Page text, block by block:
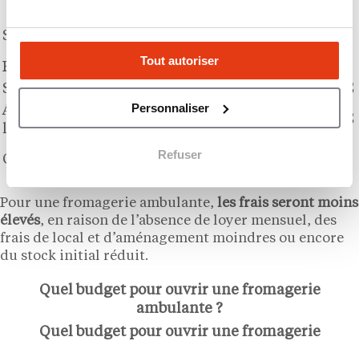
Tout autoriser
Personnaliser
Refuser
Stock initial
5 000€ – 15
000€
Frais administratifs
Stratégies marketing
2 000€ – 6 000€
Autres frais divers (assurance,
licence…)
2 000€ – 5 000€
Coût total
Pour une fromagerie ambulante, les frais seront moins
élevés, en raison de l’absence de loyer mensuel, des
frais de local et d’aménagement moindres ou encore
du stock initial réduit.
Quel budget pour ouvrir une fromagerie
ambulante ?
Quel budget pour ouvrir une fromagerie